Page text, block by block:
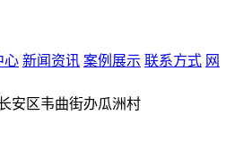
心 新闻资讯 案例展示 联系方式 网
安区韦曲街办瓜洲村